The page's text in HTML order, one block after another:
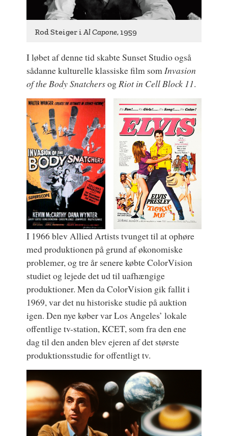
Rod Steiger iAl Capone, 1959
I løbet af denne tid skabte Sunset Studio også
sådanne kulturelle klassiske film somInvasion
of the Body SnatchersogRiot in Cell Block 11.
I 1966 blev Allied Artists tvunget til at ophøre
med produktionen på grund af økonomiske
problemer, og tre år senere købte ColorVision
studiet og lejede det ud til uafhængige
produktioner. Men da ColorVision gik fallit i
1969, var det nu historiske studie på auktion
igen. Den nye køber var Los Angeles’ lokale
offentlige tv-station, KCET, som fra den ene
dag til den anden blev ejeren af det største
produktionsstudie for offentligt tv.